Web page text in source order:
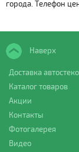
города. Телефон
Наверх
Доставка
Каталог товаров
Акции
Контакты
Фотогалерея
Видео